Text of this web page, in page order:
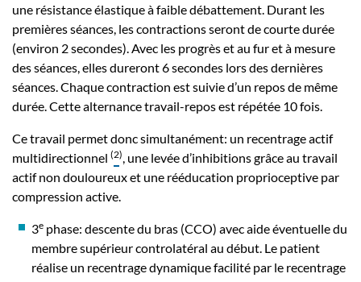
une résistance élastique à faible débattement. Durant les
premières séances, les contractions seront de courte durée
(environ 2 secondes). Avec les progrès et au fur et à mesure
des séances, elles dureront 6 secondes lors des dernières
séances. Chaque contraction est suivie d’un repos de même
durée. Cette alternance travail-repos est répétée 10 fois.
Ce travail permet donc simultanément: un recentrage actif
multidirectionnel (2), une levée d’inhibitions grâce au travail
actif non douloureux et une rééducation proprioceptive par
compression active.
3e phase: descente du bras (CCO) avec aide éventuelle du
membre supérieur controlatéral au début. Le patient
réalise un recentrage dynamique facilité par le recentrage